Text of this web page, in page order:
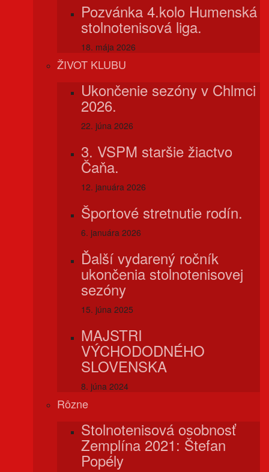
Pozvánka 4.kolo Humenská
stolnotenisová liga.
18. mája 2026
ŽIVOT KLUBU
Ukončenie sezóny v Chlmci
2026.
22. júna 2026
3. VSPM staršie žiactvo
Čaňa.
12. januára 2026
Športové stretnutie rodín.
6. januára 2026
Ďalší vydarený ročník
ukončenia stolnotenisovej
sezóny
15. júna 2025
MAJSTRI
VÝCHODODNÉHO
SLOVENSKA
8. júna 2024
Rôzne
Stolnotenisová osobnosť
Zemplína 2021: Štefan
Popély